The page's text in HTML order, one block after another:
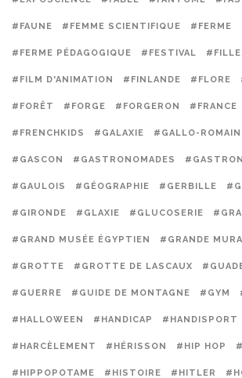
#FAUNE #FEMME SCIENTIFIQUE #FERME
#FERME PÉDAGOGIQUE #FESTIVAL
#FILM D'ANIMATION #FINLANDE #FLORE
#FORÊT #FORGE #FORGERON #FRANCE
#FRENCHKIDS #GALAXIE #GALLO-ROMAIN
#GASCON #GASTRONOMADES
#GAULOIS #GÉOGRAPHIE #GERBILLE
#GIRONDE #GLAXIE #GLUCOSERIE
#GRAND MUSÉE ÉGYPTIEN #GRANDE
#GROTTE #GROTTE DE LASCAUX
#GUERRE #GUIDE DE MONTAGNE #GYM
#HALLOWEEN #HANDICAP #HANDISPORT
#HARCÈLEMENT #HÉRISSON #HIP HOP
#HIPPOPOTAME #HISTOIRE #HITLER